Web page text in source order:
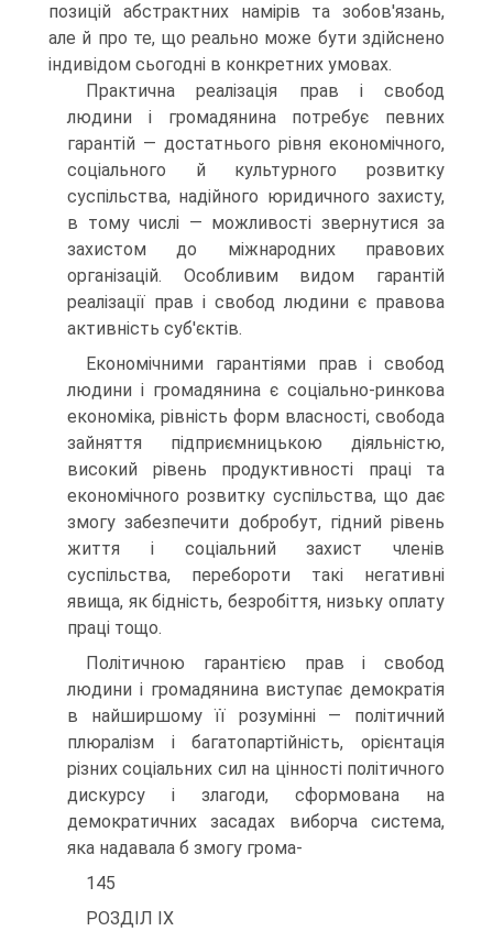
позицій абстрактних намірів та зобов'язань,
але й про те, що реально може бути здійснено
індивідом сьогодні в конкретних умовах.
Практична реалізація прав і свобод
людини і громадянина потребує певних
гарантій — достатнього рівня економічного,
соціального й культурного розвитку
суспільства, надійного юридичного захисту,
в тому числі — можливості звернутися за
захистом до міжнародних правових
організацій. Особливим видом гарантій
реалізації прав і свобод людини є правова
активність суб'єктів.
Економічними гарантіями прав і свобод
людини і громадянина є соціально-ринкова
економіка, рівність форм власності, свобода
зайняття підприємницькою діяльністю,
високий рівень продуктивності праці та
економічного розвитку суспільства, що дає
змогу забезпечити добробут, гідний рівень
життя і соціальний захист членів
суспільства, перебороти такі негативні
явища, як бідність, безробіття, низьку оплату
праці тощо.
Політичною гарантією прав і свобод
людини і громадянина виступає демократія
в найширшому її розумінні — політичний
плюралізм і багатопартійність, орієнтація
різних соціальних сил на цінності політичного
дискурсу і злагоди, сформована на
демократичних засадах виборча система,
яка надавала б змогу грома-
145
РОЗДІЛ IX